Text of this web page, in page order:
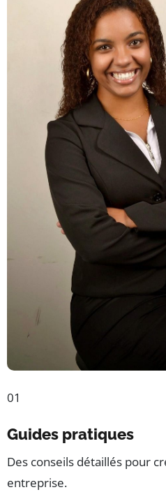
01
Guides pratiques
Des conseils détaillés pour
entreprise.